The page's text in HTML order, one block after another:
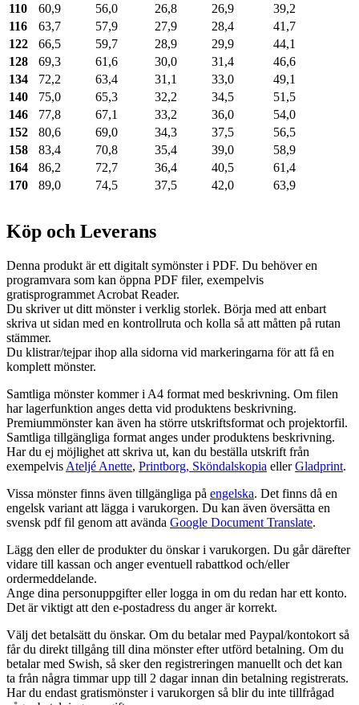
110
60,9 56,0 26,8 26,9
39,2
116
63,7 57,9 27,9 28,4
41,7
122
66,5 59,7 28,9 29,9
44,1
128
69,3 61,6 30,0 31,4
46,6
134
72,2 63,4 31,1 33,0
49,1
140
75,0 65,3 32,2 34,5
51,5
146
77,8 67,1 33,2 36,0
54,0
152
80,6 69,0 34,3 37,5
56,5
158
83,4 70,8 35,4 39,0
58,9
164
86,2 72,7 36,4 40,5
61,4
170
89,0 74,5 37,5 42,0 63,9
Köp och Leverans
Denna produkt är ett digitalt symönster i PDF. Du behöver en
programvara som kan öppna PDF filer, exempelvis
gratisprogrammet Acrobat Reader.
Du skriver ut ditt mönster i verklig storlek. Börja med att enbart
skriva ut sidan med en kontrollruta och kolla så att måtten på rutan
stämmer.
Du klistrar/tejpar ihop alla sidorna vid markeringarna för att få en
komplett mönster.
Samtliga mönster kommer i A4 format med beskrivning. Om filen
har lagerfunktion anges detta vid produktens beskrivning.
Premiummönster kan även ha större utskriftsformat och projektorfil.
Samtliga tillgängliga format anges under produktens beskrivning.
Har du ej möjlighet att skriva ut, kan du beställa utskrift från
exempelvis Ateljé Anette, Printborg, Sköndalskopia ellerGladprint.
Vissa mönster finns även tillgängliga på engelska. Det finns då en
engelsk variant att lägga i varukorgen. Du kan även översätta en
svensk pdf fil genom att avända Google Document Translate.
Lägg den eller de produkter du önskar i varukorgen. Du går därefter
vidare till kassan och anger eventuell rabattkod och/eller
ordermeddelande.
Ange dina personuppgifter eller logga in om du redan har ett konto.
Det är viktigt att den e-postadress du anger är korrekt.
Välj det betalsätt du önskar. Om du betalar med Paypal/kontokort så
får du direkt tillgång till dina mönster efter utförd betalning. Om du
betalar med Swish, så sker den registreringen manuellt och det kan
ta från några timmar upp till 2 dagar innan din betalning registrerats.
Har du endast gratismönster i varukorgen så blir du inte tillfrågad